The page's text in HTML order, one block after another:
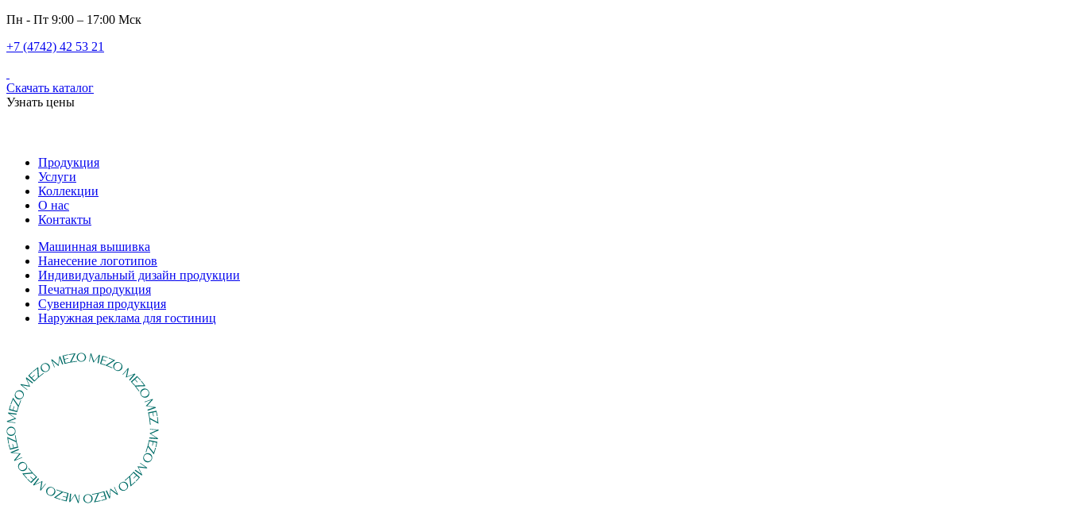
Пн - Пт 9:00 – 17:00 Мск
+7 (4742) 42 53 21
Скачать каталог
Узнать цены
Продукция
Услуги
Коллекции
О нас
Контакты
Машинная вышивка
Нанесение логотипов
Индивидуальный дизайн продукции
Печатная продукция
Сувенирная продукция
Наружная реклама для гостиниц